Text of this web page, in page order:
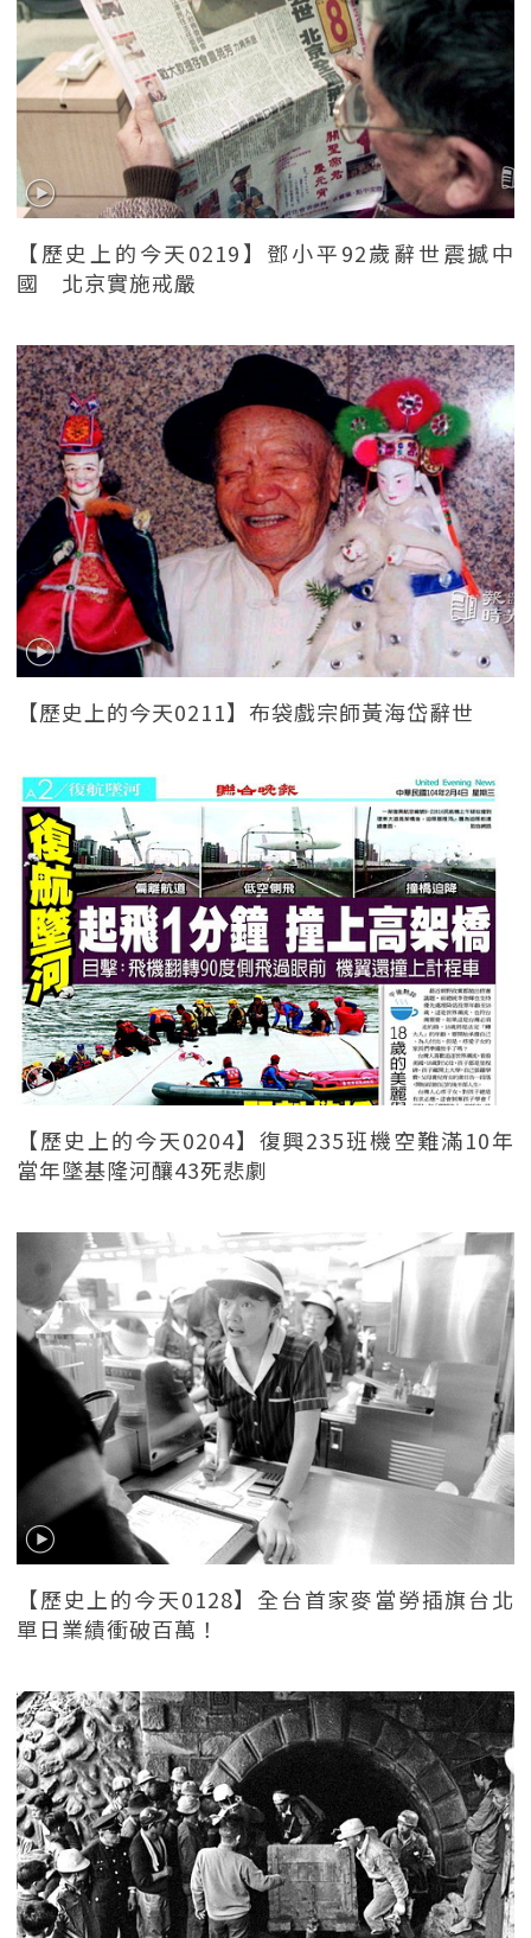
【歷史上的今天0219】鄧小平92歲辭世震撼中
國 北京實施戒嚴
【歷史上的今天0211】布袋戲宗師黃海岱辭世
【歷史上的今天0204】復興235班機空難滿10年
當年墜基隆河釀43死悲劇
【歷史上的今天0128】全台首家麥當勞插旗台北
單日業績衝破百萬！